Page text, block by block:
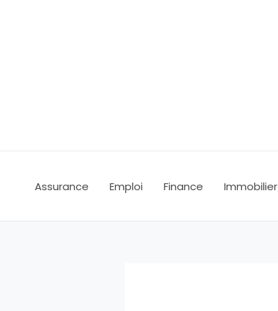
Assurance Emploi Finance Immobilier